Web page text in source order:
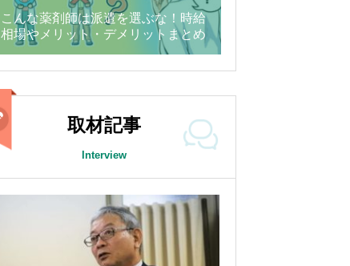
こんな薬剤師は派遣を選ぶな！時給
相場やメリット・デメリットまとめ
取材記事
Interview